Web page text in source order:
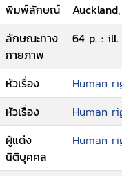
พิมพ์ลักษณ์
ลักษณะทาง
กายภาพ
64 p. :
หัวเรื่อง
Human
หัวเรื่อง
Human
ผู้แต่ง
นิติบุคคล
Human